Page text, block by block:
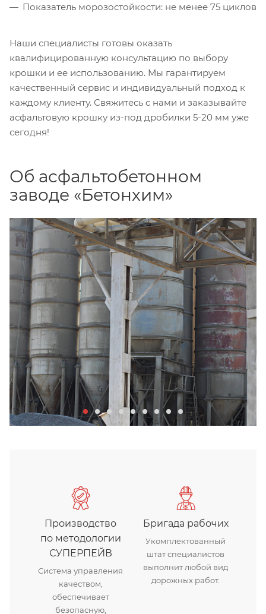
Показатель морозостойкости: не менее 75 циклов
Наши специалисты готовы оказать
квалифицированную консультацию по выбору
крошки и ее использованию. Мы гарантируем
качественный сервис и индивидуальный подход к
каждому клиенту. Свяжитесь с нами и заказывайте
асфальтовую крошку из-под дробилки 5-20 мм уже
сегодня!
Об асфальтобетонном
заводе «Бетонхим»
Производство
по методологии
СУПЕРПЕЙВ
Система управления
качеством,
обеспечивает
безопасную,
Бригада рабочих
Укомплектованный
штат специалистов
выполнит любой вид
дорожных работ.